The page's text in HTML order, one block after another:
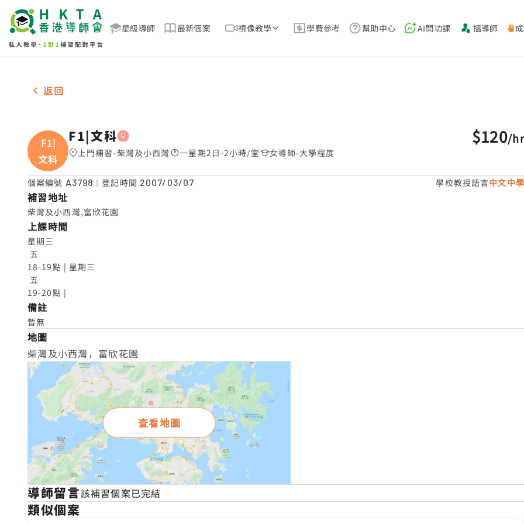
星級導師 最新個案 視像教學 學費參考 幫助中心 AI問功課 搵導師
女-1名 F1|文科，柴灣及小西灣 補習推介
返回
F1|
文科
F1|文科
上門補習-柴灣及小西灣 一星期2日-2小時/堂 女導師-大學程度
$120/hr
個案編號 A3798 ｜登記時間 2007/03/07 學校教授語言中文中學
補習地址
柴灣及小西灣,富欣花園
上課時間
星期三
五
18-19點 | 星期三
五
19-20點 |
備註
暫無
地圖
柴灣及小西灣，富欣花園
查看地圖
導師留言該補習個案已完結
類似個案